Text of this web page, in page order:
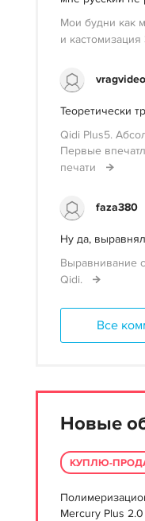
Мои будни как
и
vragvideo
Теоретически
Qidi Plus5.
Первые
печати
faza380
Ну да,
Выравнивание
Qidi.
Все
Новые
КУПЛЮ-
Mercury Plus